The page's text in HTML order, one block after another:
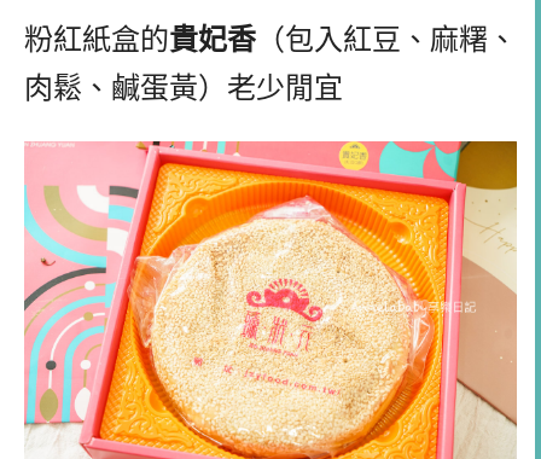
粉紅紙盒的貴妃香 （包入紅豆、麻糬、
肉鬆、鹹蛋黃）老少閒宜